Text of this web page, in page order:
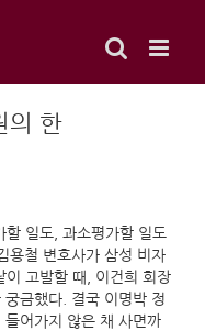
의 한
할 일도, 과소평가할 일도
용철 변호사가 삼성 비자
이 고발할 때, 이건희 회장
금했다. 결국 이명박 정
어가지 않은 채 사면까